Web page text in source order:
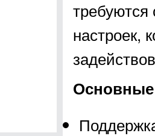
настроек,
Основные